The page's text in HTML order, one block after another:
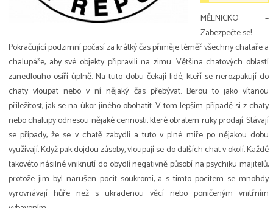
MĚLNICKO –
Zabezpečte se!
Pokračující podzimní počasí za krátký čas přiměje téměř všechny chataře a
chalupáře, aby své objekty připravili na zimu. Většina chatových oblastí
zanedlouho osiří úplně. Na tuto dobu čekají lidé, kteří se nerozpakují do
chaty vloupat nebo v ní nějaký čas přebývat. Berou to jako vítanou
příležitost, jak se na úkor jiného obohatit. V tom lepším případě si z chaty
nebo chalupy odnesou nějaké cennosti, které obratem ruky prodají. Stávají
se případy, že se v chatě zabydlí a tuto v plné míře po nějakou dobu
využívají. Když pak dojdou zásoby, vloupají se do dalších chat v okolí. Každé
takovéto násilné vniknutí do obydlí negativně působí na psychiku majitelů,
protože jim byl narušen pocit soukromí, a s tímto pocitem se mnohdy
vyrovnávají hůře než s ukradenou věcí nebo poničeným vnitřním